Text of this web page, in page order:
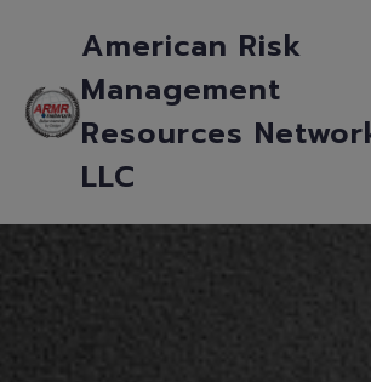
American Risk
Management
Resources
LLC